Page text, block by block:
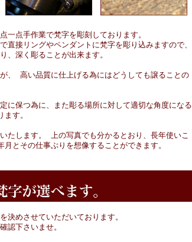
一点手作業で梵字を彫刻しております。
直接リングやペンダントに梵字を彫り込みますので、
、深く彫ることが出来ます。
、 高い品質に仕上げる為にはどうしても譲ることの
に保つ為に、また彫る場所に対して適切な角度になる
す。
たします。 上の写真でも分かるとおり、長年使いこ
とその仕事ぶりを想像することができます。
決めさせていただいております。
認下さいませ。